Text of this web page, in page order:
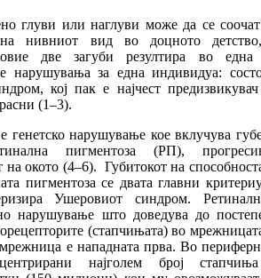
глуви или наглуви може да се
нивниот вид во доцното
две загуби резултира во
нарушувања за една индивидуа:
кој пак е најчест
(1–3).
генетско нарушување кое вклучува
пигментоза (РП),
на окото (4–6). Губитокот на
пигментоза се двата главни
Ушеровиот синдром.
нарушување што доведува до
(стапчињата) во
е нападната прва. Во
најголем број